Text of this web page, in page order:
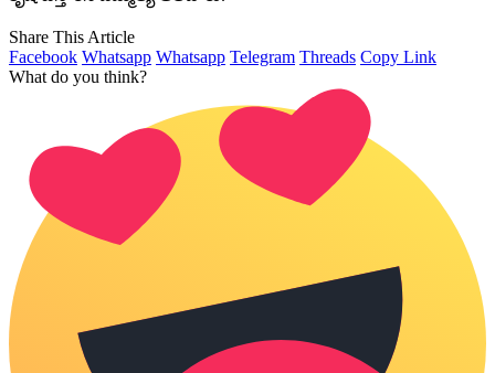
Share This Article
Facebook Whatsapp Whatsapp Telegram Threads Copy Link
What do you think?